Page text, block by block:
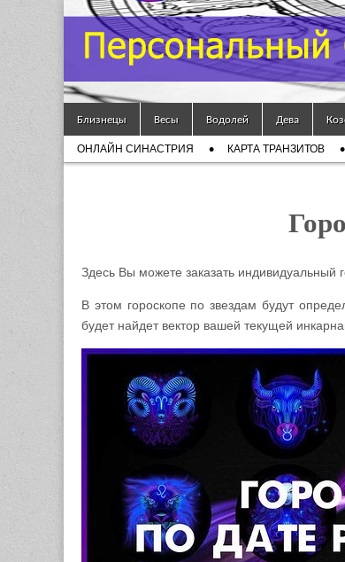
Гороскоп
Мой
Знак
Зодиака
Main menu
Близнецы Весы Водолей Дева
Sub menu
ОНЛАЙН СИНАСТРИЯ КАРТА ТРАНЗИТОВ
Здесь Вы можете заказать
В этом гороскопе по звездам будут
будет найдет вектор вашей текущей